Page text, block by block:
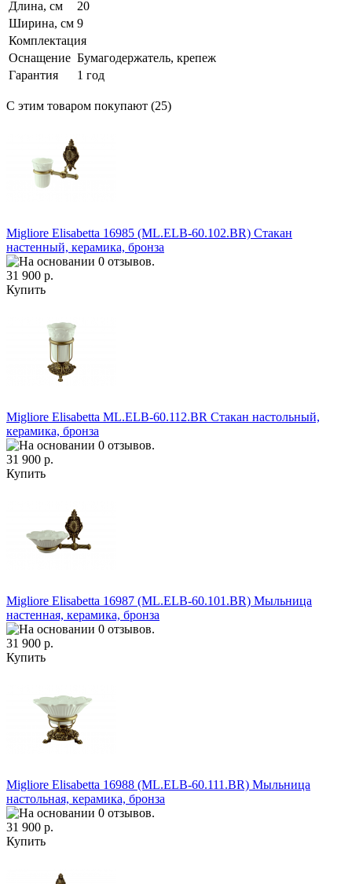
Длина, см
20
Ширина, см 9
Комплектация
Оснащение Бумагодержатель, крепеж
Гарантия
1 год
С этим товаром покупают (25)
Migliore Elisabetta 16985 (ML.ELB-60.102.BR) Cтакан
настенный, керамика, бронза
31 900 р.
Купить
Migliore Elisabetta ML.ELB-60.112.BR Cтакан настольный,
керамика, бронза
31 900 р.
Купить
Migliore Elisabetta 16987 (ML.ELB-60.101.BR) Мыльница
настенная, керамика, бронза
31 900 р.
Купить
Migliore Elisabetta 16988 (ML.ELB-60.111.BR) Мыльница
настольная, керамика, бронза
31 900 р.
Купить